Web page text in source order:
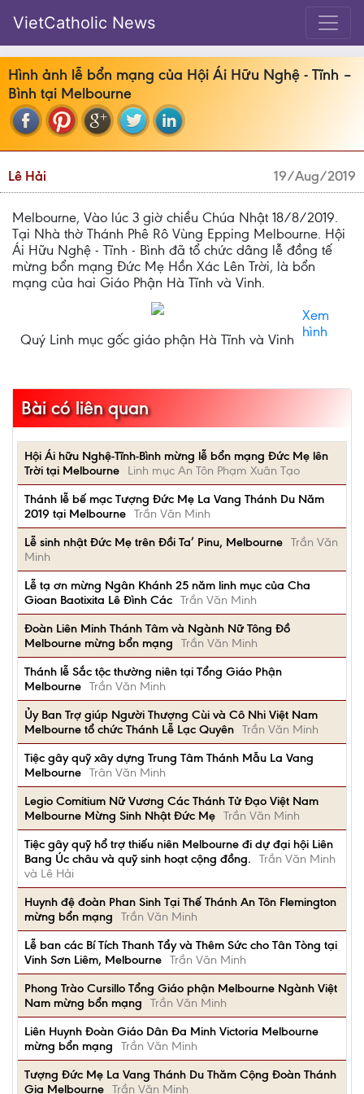
VietCatholic News
Hình ảnh lễ bổn mạng của Hội Ái Hữu Nghệ - Tĩnh –
Bình tại Melbourne
Lê Hải 19/Aug/2019
Melbourne, Vào lúc 3 giờ chiều Chúa Nhật 18/8/2019.
Tại Nhà thờ Thánh Phê Rô Vùng Epping Melbourne. Hội
Ái Hữu Nghệ - Tĩnh - Bình đã tổ chức dâng lễ đồng tế
mừng bổn mạng Đức Mẹ Hồn Xác Lên Trời, là bổn
mạng của hai Giáo Phận Hà Tĩnh và Vinh.
Quý Linh mục gốc giáo phận Hà Tĩnh và Vinh
Xem
hình
Bài có liên quan
Hội Ái hữu Nghệ-Tĩnh-Bình mừng lễ bổn mạng Đức Mẹ lên
Trời tại Melbourne
Linh mục An Tôn Phạm Xuân Tạo
Thánh lễ bế mạc Tượng Đức Mẹ La Vang Thánh Du Năm
2019 tại Melbourne Trần Văn Minh
Lễ sinh nhật Đức Mẹ trên Đồi Ta’ Pinu, Melbourne Trần Văn
Minh
Lễ tạ ơn mừng Ngân Khánh 25 năm linh mục của Cha
Gioan Baotixita Lê Đình Các Trần Văn Minh
Đoàn Liên Minh Thánh Tâm và Ngành Nữ Tông Đồ
Melbourne mừng bổn mạng
Trần Văn Minh
Thánh lễ Sắc tộc thường niên tại Tổng Giáo Phận
Melbourne Trần Văn Minh
Ủy Ban Trợ giúp Người Thượng Cùi và Cô Nhi Việt Nam
Melbourne tổ chức Thánh Lễ Lạc Quyên Trần Văn Minh
Tiệc gây quỹ xây dựng Trung Tâm Thánh Mẫu La Vang
Melbourne Trân Văn Minh
Legio Comitium Nữ Vương Các Thánh Tử Đạo Việt Nam
Melbourne Mừng Sinh Nhật Đức Mẹ Trần Văn Minh
Tiệc gây quỹ hổ trợ thiếu niên Melbourne đi dự đại hội Liên
Bang Úc châu và quỹ sinh hoạt cộng đồng.
Trần Văn Minh
và Lê Hải
Huynh đệ đoàn Phan Sinh Tại Thế Thánh An Tôn Flemington
mừng bổn mạng
Trần Văn Minh
Lễ ban các Bí Tích Thanh Tẩy và Thêm Sức cho Tân Tòng tại
Vinh Sơn Liêm, Melbourne Trần Văn Minh
Phong Trào Cursillo Tổng Giáo phận Melbourne Ngành Việt
Nam mừng bổn mạng
Trần Văn Minh
Liên Huynh Đoàn Giáo Dân Đa Minh Victoria Melbourne
mừng bổn mạng
Trần Văn Minh
Tượng Đức Mẹ La Vang Thánh Du Thăm Cộng Đoàn Thánh
Gia Melbourne Trần Văn Minh